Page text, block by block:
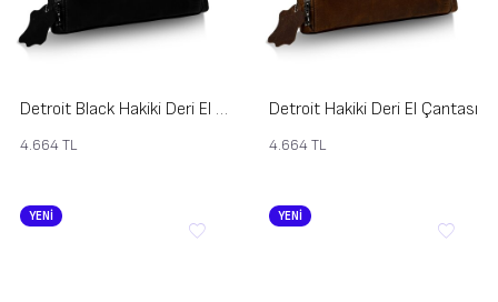
Detroit Black Hakiki Deri El Çantası
4.664TL
Detroit Hakiki Deri El Çantası
4.664TL
YENİ YENİ